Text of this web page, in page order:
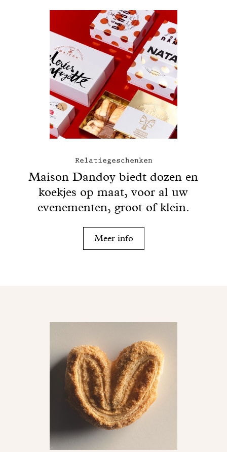
Relatiegeschenken
Maison Dandoy biedt dozen en
koekjes op maat, voor al uw
evenementen, groot of klein.
Meer info